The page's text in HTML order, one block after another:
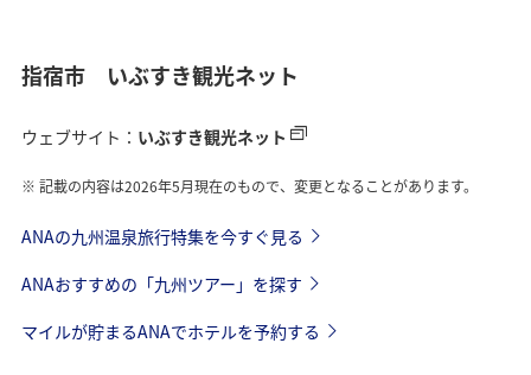
指宿市 いぶすき観光ネット
ウェブサイト： いぶすき観光ネット
記載の内容は2026年5月現在のもので、変更となることがあります。
ANAの九州温泉旅行特集を今すぐ見る
ANAおすすめの「九州ツアー」を探す
マイルが貯まるANAでホテルを予約する